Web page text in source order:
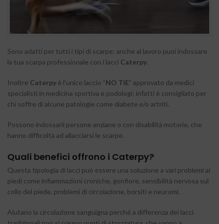
Sono adatti per tutti i tipi di scarpe: anche al lavoro puoi indossare
la tua scarpa professionale con i lacci Caterpy.
Inoltre Caterpy è l’unico laccio “NO TIE” approvato da medici
specialisti in medicina sportiva e podologi; infatti è consigliato per
chi soffre di alcune patologie come diabete e/o artriti.
Possono indossarli persone anziane o con disabilità motorie, che
hanno difficoltà ad allacciarsi le scarpe.
Quali benefici offrono i Caterpy?
Questa tipologia di lacci può essere una soluzione a vari problemi ai
piedi come infiammazioni croniche, gonfiore, sensibilità nervosa sul
collo del piede, problemi di circolazione, borsiti e neuromi.
Aiutano la circolazione sanguigna perché a differenza dei lacci